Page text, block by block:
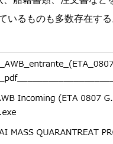
いるものも多数存在する